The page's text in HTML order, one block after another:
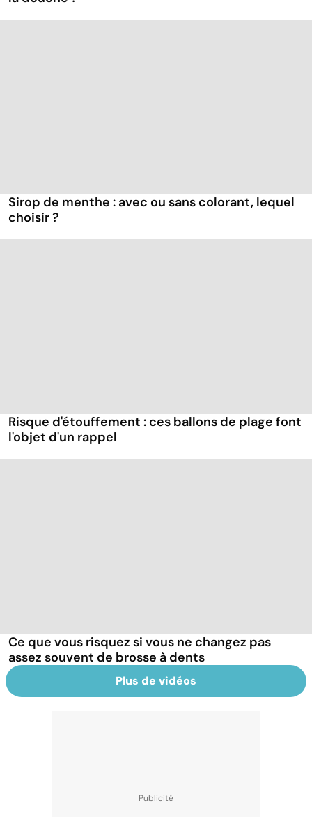
Sirop de menthe : avec ou sans colorant, lequel
choisir ?
Risque d'étouffement : ces ballons de plage font
l'objet d'un rappel
Ce que vous risquez si vous ne changez pas
assez souvent de brosse à dents
Plus de vidéos